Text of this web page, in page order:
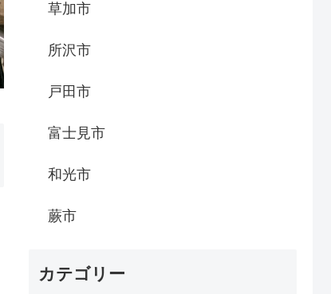
草加市
所沢市
戸田市
富士見市
和光市
蕨市
カテゴリー